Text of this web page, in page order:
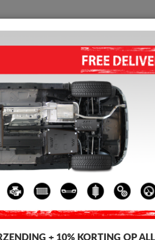
VERZENDING TERUGMELDING
voor Lexus-voertuigen,
te monteren, tegen betaalbare
-8%
+ 10% KORTING OP